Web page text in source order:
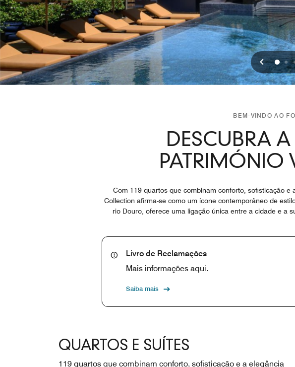
Voltar
01
BEM-VINDO AO
DESCUBRA
PATRIMÓNIO
Com 119 quartos que combinam conforto, sofisticação
Collection afirma-se como um ícone contemporâneo de
rio Douro, oferece uma ligação única entre a cidade e a
Livro de Reclamações
Mais informações aqui.
Saiba mais
QUARTOS E SUÍTES
119 quartos que combinam conforto, sofisticação e a elegância